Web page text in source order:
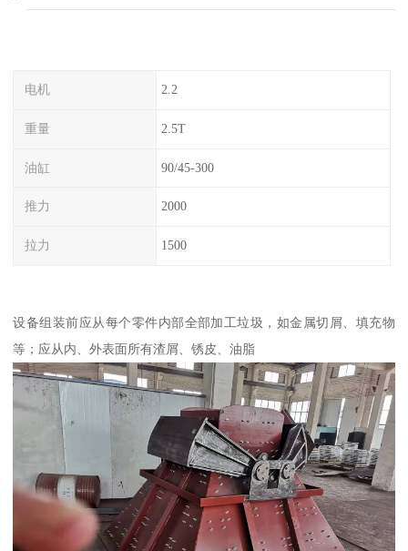
电机 2.2
重量 2.5T
油缸 90/45-300
推力 2000
拉力 1500
设备组装前应从每个零件内部全部加工垃圾，如金属切屑、填充物
等；应从内、外表面所有渣屑、锈皮、油脂